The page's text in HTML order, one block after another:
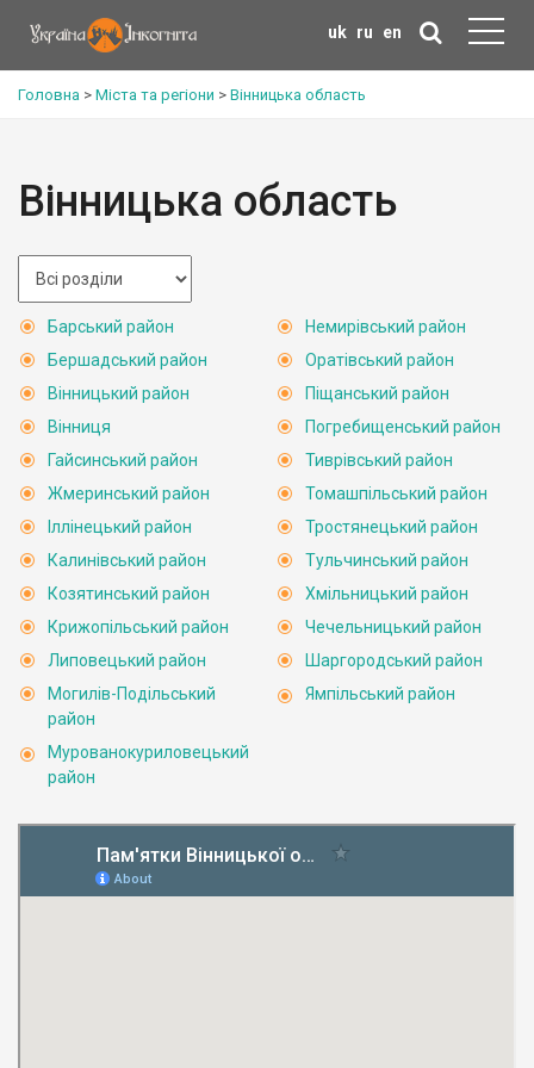
uk ru en
Головна > Міста та регіони > Вінницька область
Вінницька область
Барський район
Бершадський район
Вінницький район
Вінниця
Гайсинський район
Жмеринський район
Іллінецький район
Калинівський район
Козятинський район
Крижопільський район
Липовецький район
Могилів-Подільський
район
Мурованокуриловецький
район
Немирівський район
Оратівський район
Піщанський район
Погребищенський район
Тиврівський район
Томашпільський район
Тростянецький район
Тульчинський район
Хмільницький район
Чечельницький район
Шаргородський район
Ямпільський район